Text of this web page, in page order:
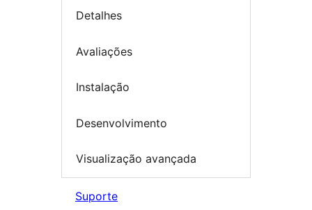
Detalhes
Avaliações
Instalação
Desenvolvimento
Visualização avançada
Suporte